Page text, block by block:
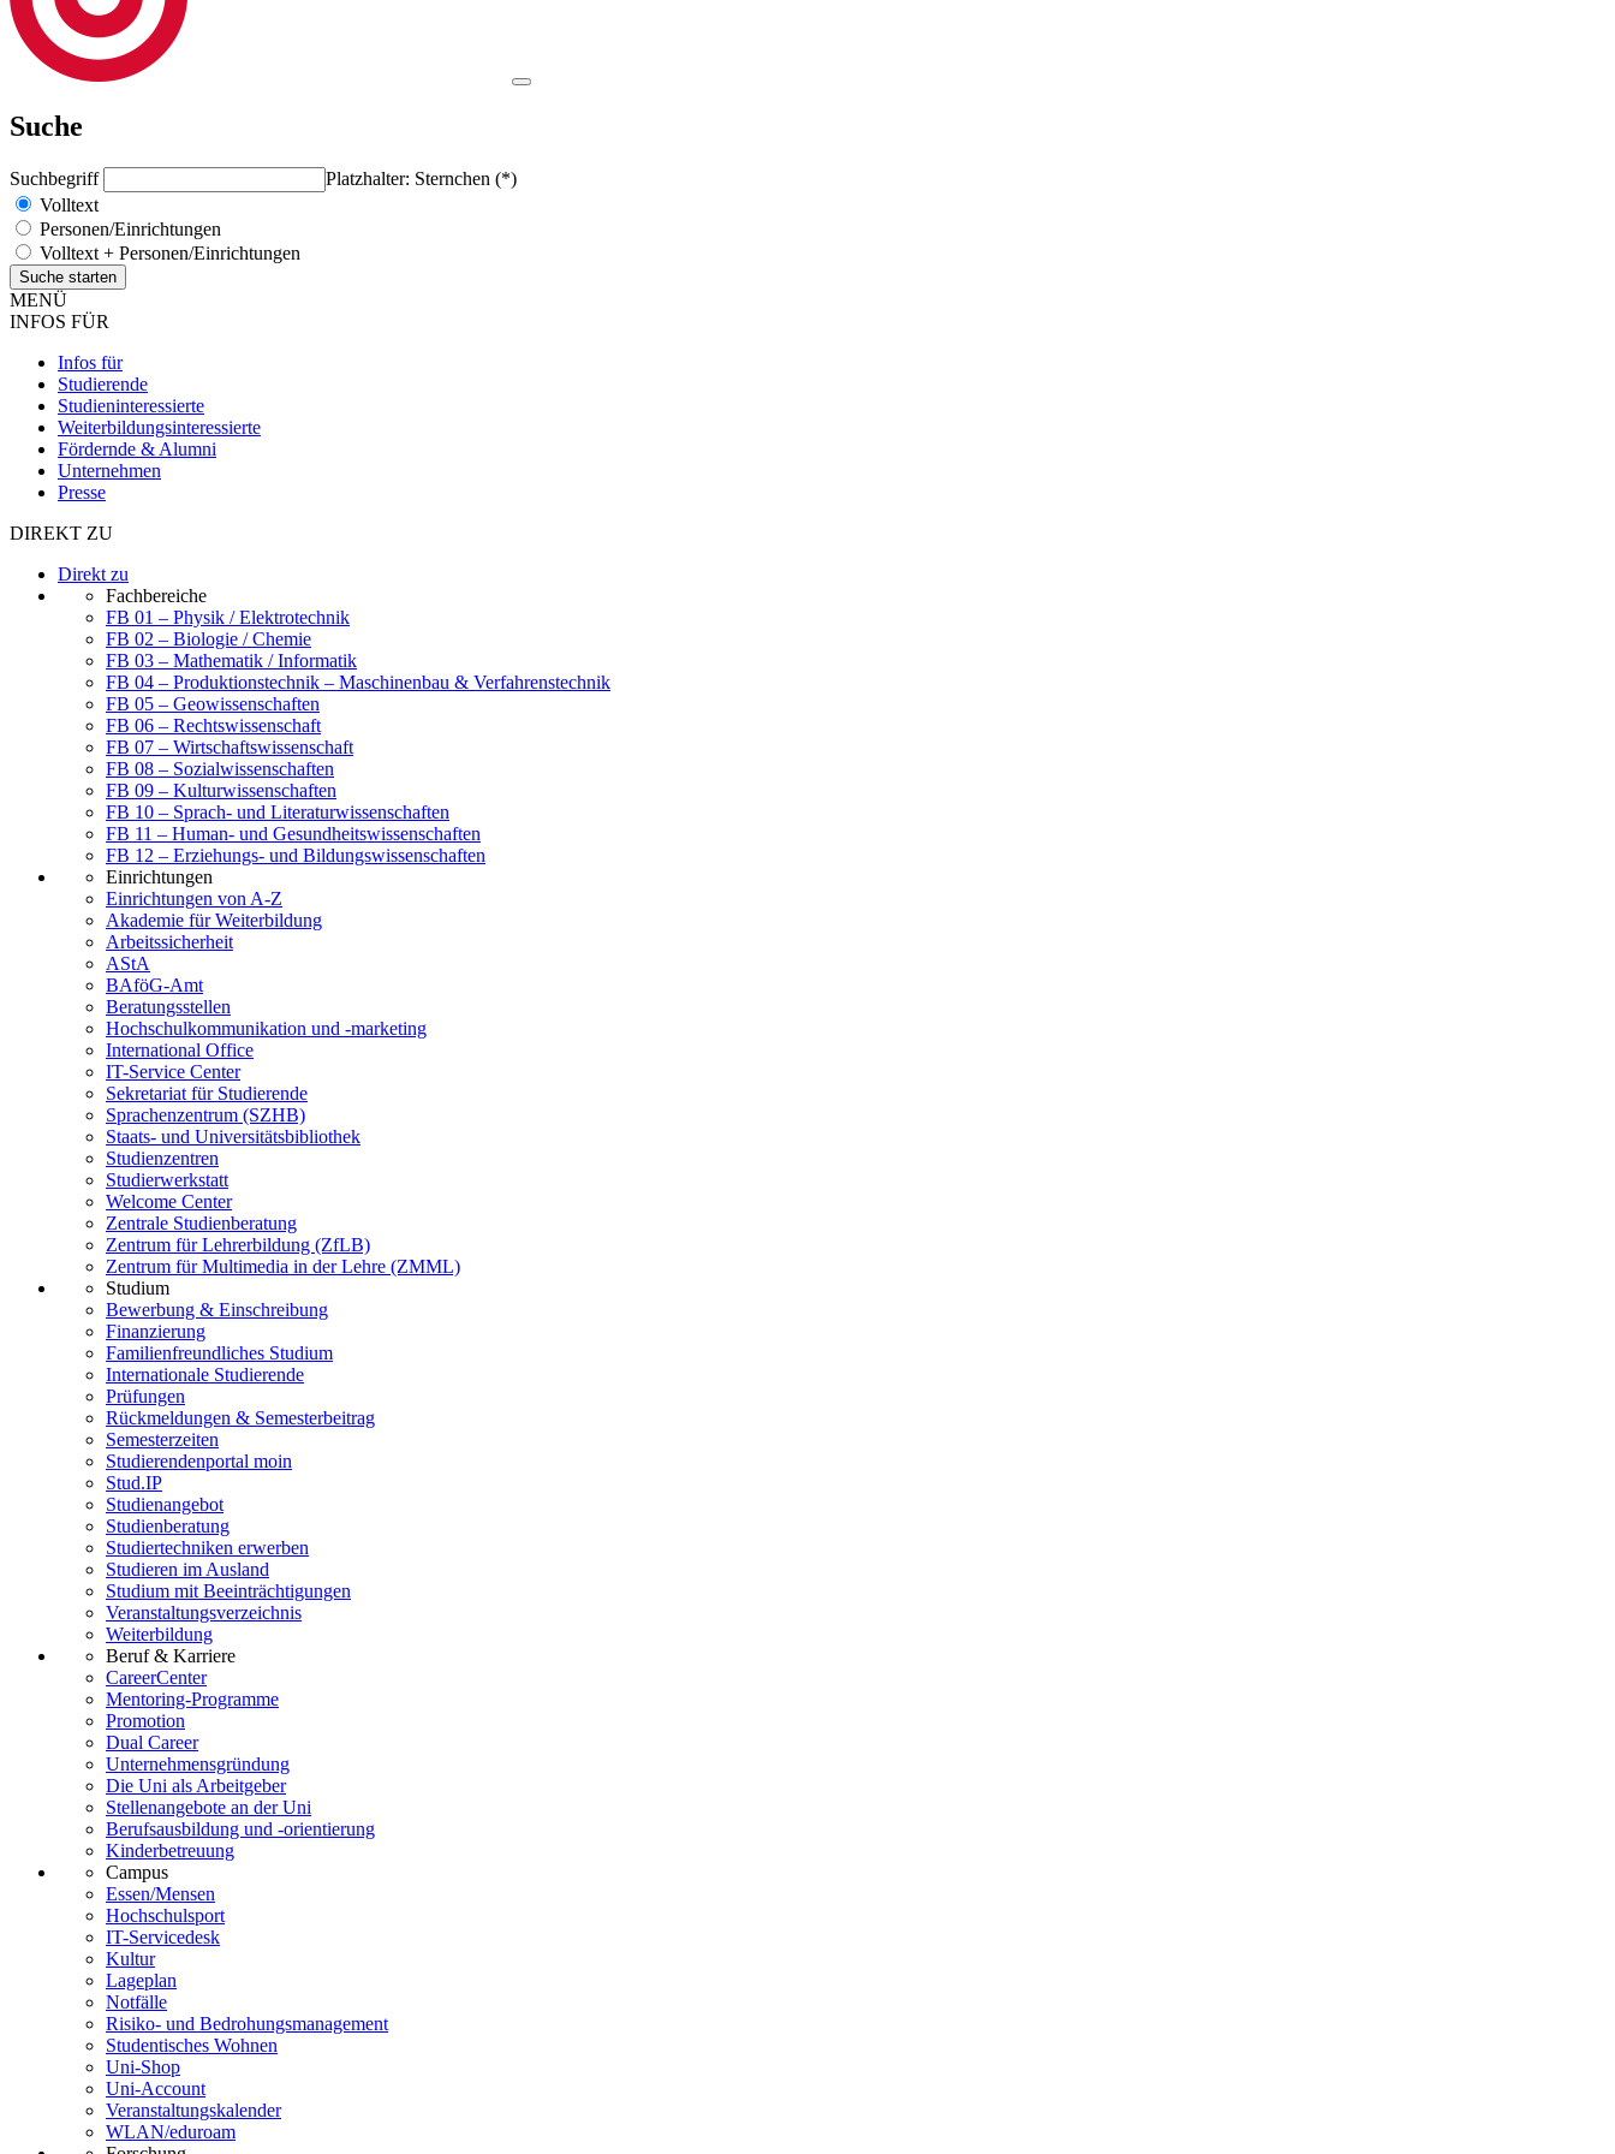
Suche
Suchbegriff
Platzhalter: Sternchen (*)
Volltext
Personen/Einrichtungen
Volltext + Personen/Einrichtungen
MENÜ
INFOS FÜR
Infos für
Studierende
Studieninteressierte
Weiterbildungsinteressierte
Fördernde & Alumni
Unternehmen
Presse
DIREKT ZU
Direkt zu
Fachbereiche
FB 01 – Physik / Elektrotechnik
FB 02 – Biologie / Chemie
FB 03 – Mathematik / Informatik
FB 04 – Produktionstechnik – Maschinenbau & Verfahrenstechnik
FB 05 – Geowissenschaften
FB 06 – Rechtswissenschaft
FB 07 – Wirtschaftswissenschaft
FB 08 – Sozialwissenschaften
FB 09 – Kulturwissenschaften
FB 10 – Sprach- und Literaturwissenschaften
FB 11 – Human- und Gesundheitswissenschaften
FB 12 – Erziehungs- und Bildungswissenschaften
Einrichtungen
Einrichtungen von A-Z
Akademie für Weiterbildung
Arbeitssicherheit
AStA
BAföG-Amt
Beratungsstellen
Hochschulkommunikation und -marketing
International Office
IT-Service Center
Sekretariat für Studierende
Sprachenzentrum (SZHB)
Staats- und Universitätsbibliothek
Studienzentren
Studierwerkstatt
Welcome Center
Zentrale Studienberatung
Zentrum für Lehrerbildung (ZfLB)
Zentrum für Multimedia in der Lehre (ZMML)
Studium
Bewerbung & Einschreibung
Finanzierung
Familienfreundliches Studium
Internationale Studierende
Prüfungen
Rückmeldungen & Semesterbeitrag
Semesterzeiten
Studierendenportal moin
Stud.IP
Studienangebot
Studienberatung
Studiertechniken erwerben
Studieren im Ausland
Studium mit Beeinträchtigungen
Veranstaltungsverzeichnis
Weiterbildung
Beruf & Karriere
CareerCenter
Mentoring-Programme
Promotion
Dual Career
Unternehmensgründung
Die Uni als Arbeitgeber
Stellenangebote an der Uni
Berufsausbildung und -orientierung
Kinderbetreuung
Campus
Essen/Mensen
Hochschulsport
IT-Servicedesk
Kultur
Lageplan
Notfälle
Risiko- und Bedrohungsmanagement
Studentisches Wohnen
Uni-Shop
Uni-Account
Veranstaltungskalender
WLAN/eduroam